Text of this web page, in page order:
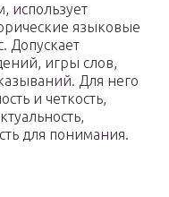
использует
языковые
Допускает
игры слов,
Для него
и четкость,
для понимания.